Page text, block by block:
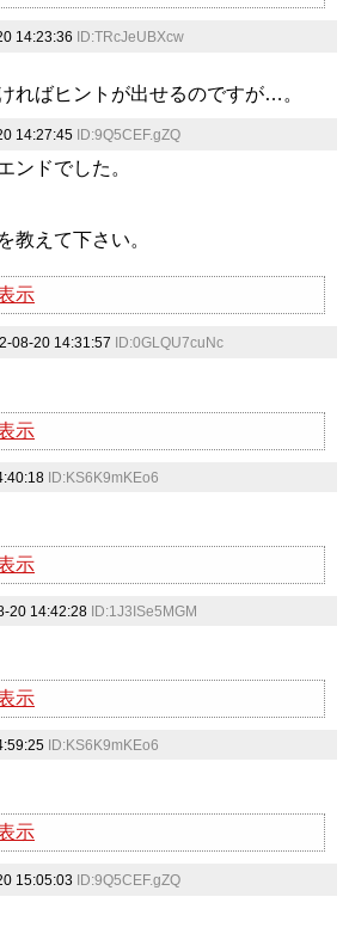
14:23:36 ID:TRcJeUBXcw
ればヒントが出せるのですが…。
14:27:45 ID:9Q5CEF.gZQ
ドでした。
教えて下さい。
示
08-20 14:31:57 ID:0GLQU7cuNc
示
ID:KS6K9mKEo6
示
20 14:42:28 ID:1J3ISe5MGM
示
ID:KS6K9mKEo6
示
15:05:03 ID:9Q5CEF.gZQ